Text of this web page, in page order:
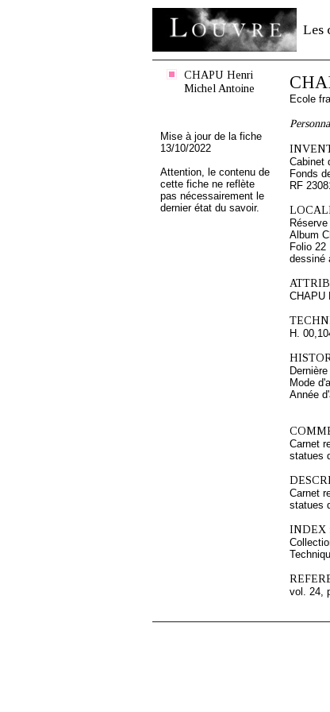
Les
CHAPU Henri
Michel Antoine
Mise à jour de la fiche
13/10/2022
Attention, le contenu de
cette fiche ne reflète
pas nécessairement le
dernier état du savoir.
Ecole
Cabinet
Fonds
RF
Album
Folio 22
dessiné
CHAPU
H.
Mode
Année
Carnet
statues
Carnet
statues
INDEX :
vol. 24,